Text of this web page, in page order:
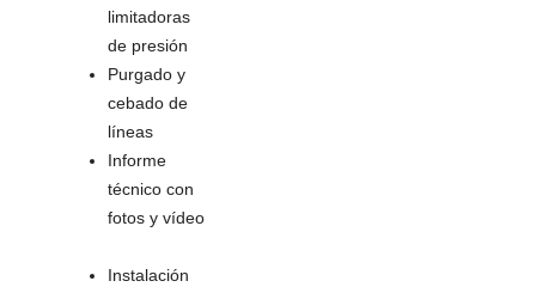
limitadoras
de presión
Purgado y
cebado de
líneas
Informe
técnico con
fotos y vídeo
Instalación